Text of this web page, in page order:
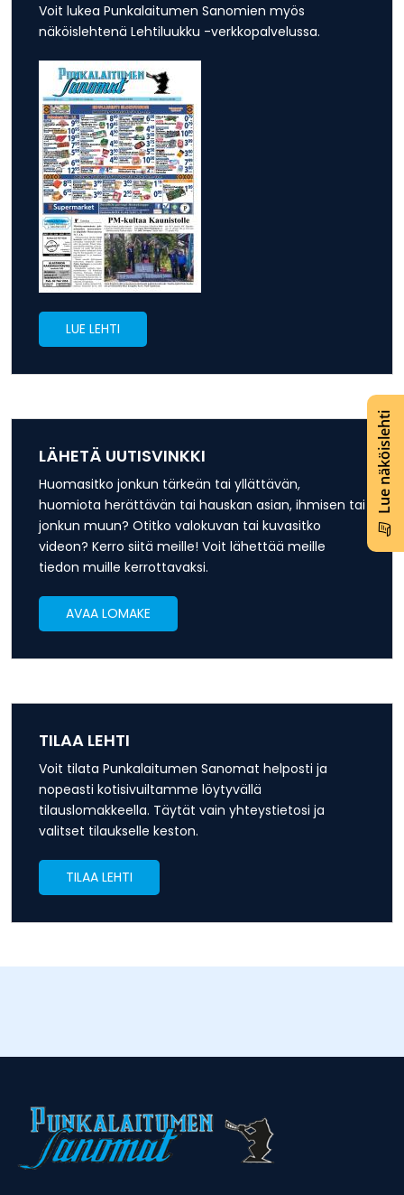
Lue näköislehti
Voit lukea Punkalaitumen Sanomien myös
näköislehtenä Lehtiluukku -verkkopalvelussa.
LUE LEHTI
LÄHETÄ UUTISVINKKI
Huomasitko jonkun tärkeän tai yllättävän,
huomiota herättävän tai hauskan asian, ihmisen tai
jonkun muun? Otitko valokuvan tai kuvasitko
videon? Kerro siitä meille! Voit lähettää meille
tiedon muille kerrottavaksi.
AVAA LOMAKE
TILAA LEHTI
Voit tilata Punkalaitumen Sanomat helposti ja
nopeasti kotisivuiltamme löytyvällä
tilauslomakkeella. Täytät vain yhteystietosi ja
valitset tilaukselle keston.
TILAA LEHTI